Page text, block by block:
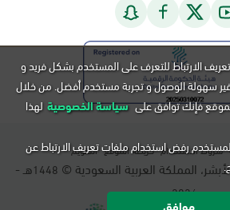
شروط الاستخدام خريطة الموقع التقويم
المملكة العربية السعودية © 1448هـ -
2026م.
الارتباط للتعرف على المستخدم بشكل فريد و
سهولة الوصول و تجربة مستخدم أفضل. من خلال
فإنك توافق على سياسة الخصوصية لهذا
رفض استخدام ملفات تعريف الارتباط عن
موافق